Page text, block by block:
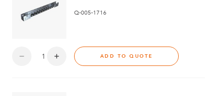
Q-005-1716
ADD TO QUOTE